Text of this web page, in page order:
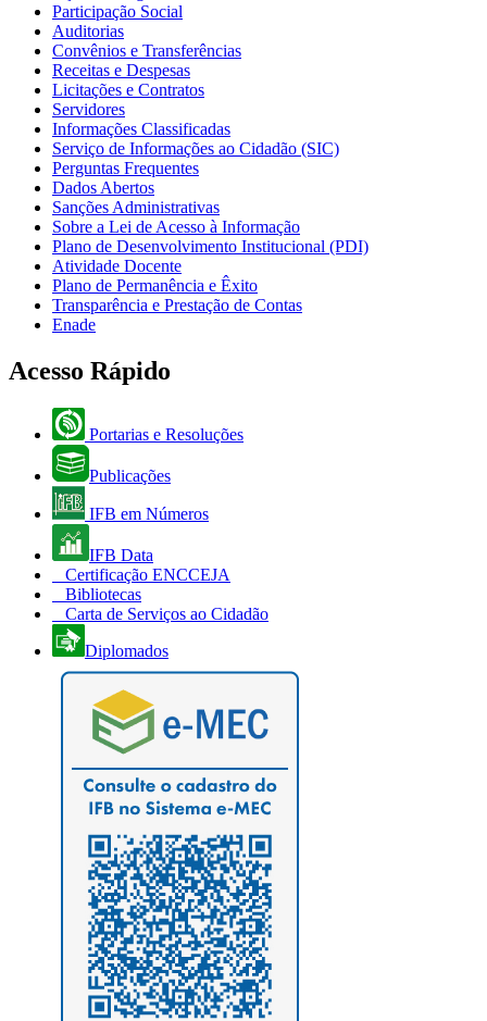
Participação Social
Auditorias
Convênios e Transferências
Receitas e Despesas
Licitações e Contratos
Servidores
Informações Classificadas
Serviço de Informações ao Cidadão (SIC)
Perguntas Frequentes
Dados Abertos
Sanções Administrativas
Sobre a Lei de Acesso à Informação
Plano de Desenvolvimento Institucional (PDI)
Atividade Docente
Plano de Permanência e Êxito
Transparência e Prestação de Contas
Enade
Acesso Rápido
Portarias e Resoluções
Publicações
IFB em Números
IFB Data
Certificação ENCCEJA
Bibliotecas
Carta de Serviços ao Cidadão
Diplomados